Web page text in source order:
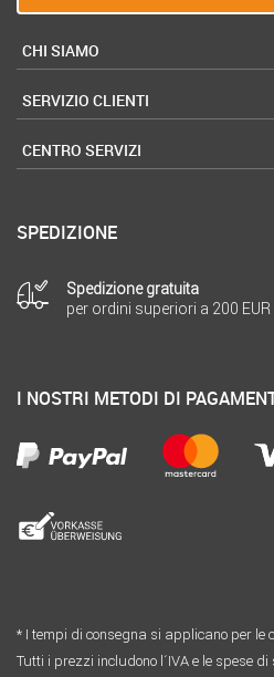
CHI SIAMO
SERVIZIO CLIENTI
CENTRO SERVIZI
SPEDIZIONE
Spedizione gratuita
per ordini superiori a 200 EUR
I NOSTRI METODI DI
* I tempi di consegna si applicano per le
Tutti i prezzi includono l´IVA e le spese